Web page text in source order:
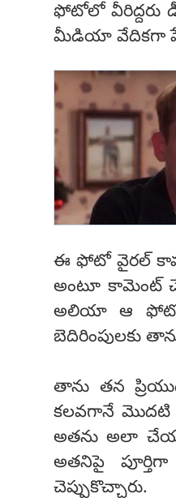
ఫోటోలో వీరిద్దరు
మీడియా వేదికగా
ఈ ఫోటో వైరల్
అంటూ కామెంట్
అలియా ఆ
బెదిరింపులకు
తాను తన
కలవగానే మొదటి
అతను అలా
అతనిపై
చెప్పుకొచ్చారు.